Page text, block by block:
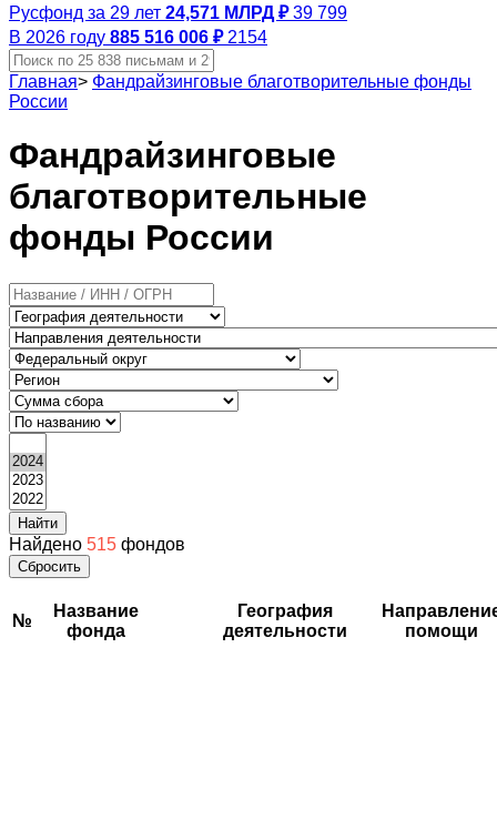
Русфонд за 29 лет 24,571 МЛРД ₽ 39 799
В 2026 году 885 516 006 ₽ 2154
Главная> Фандрайзинговые благотворительные фонды
России
Фандрайзинговые
благотворительные
фонды России
Найти
Найдено 515 фондов
Сбросить
№
Название
фонда
География
деятельности
помощи